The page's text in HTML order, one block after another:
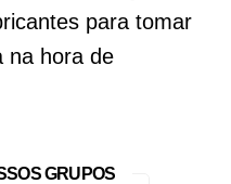
para tomar
na hora de
GRUPOS